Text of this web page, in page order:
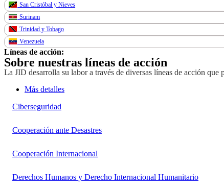
San Cristóbal y Nieves
Surinam
Trinidad y Tobago
Venezuela
Líneas de acción:
Sobre nuestras líneas de acción
La JID desarrolla su labor a través de diversas líneas de acción
Más detalles
Ciberseguridad
Cooperación ante Desastres
Cooperación Internacional
Derechos Humanos y Derecho Internacional Humanitario